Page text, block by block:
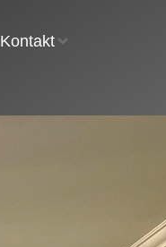
Kontakt